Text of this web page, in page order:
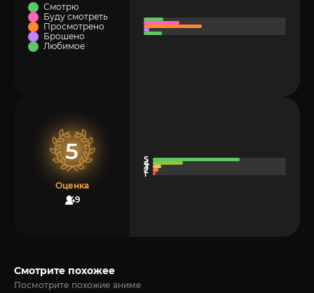
Смотрю
Буду смотреть
Просмотрено
Брошено
Любимое
5
Оценка
49
Смотрите похожее
Посмотрите похожие аниме